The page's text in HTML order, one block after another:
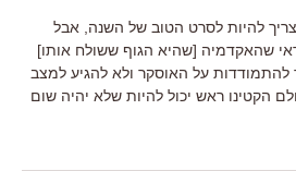
להיות לסרט הטוב של השנה, אבל
שהאקדמיה [שהיא הגוף ששולח אותו]
להתמודדות על האוסקר ולא להגיע למצב
הקטינו ראש יכול להיות שלא יהיה שום